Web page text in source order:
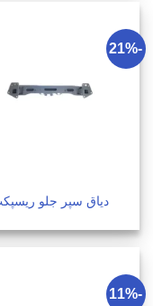
-21%
دیاق سپر جلو
-11%